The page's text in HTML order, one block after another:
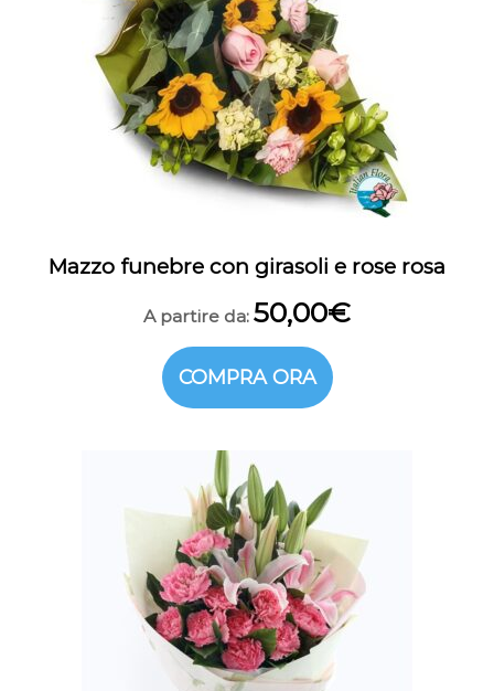
Mazzo funebre con girasoli e rose rosa
A partire da: 50,00€
COMPRA ORA